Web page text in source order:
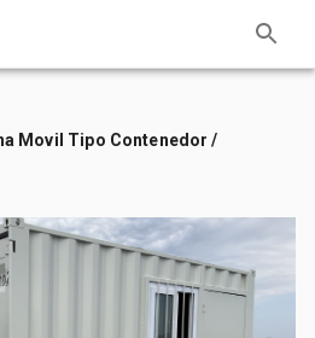
Movil Tipo Contenedor /